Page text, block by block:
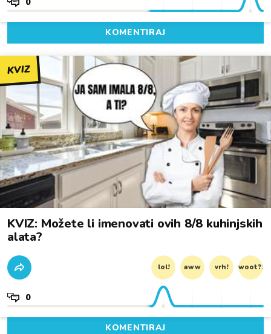
KOMENTIRAJ
KVIZ
KVIZ: Možete li imenovati ovih 8/8 kuhinjskih
alata?
lol! aww vrh! woot?!
0
KOMENTIRAJ